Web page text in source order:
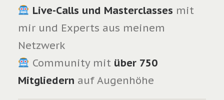
Live-Calls und Masterclasses mit
mir und Experts aus meinem
Netzwerk
Community mit über 750
Mitgliedern auf Augenhöhe